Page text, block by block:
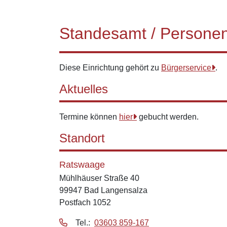
Standesamt /
Diese Einrichtung gehört zu Bürgerservice .
Aktuelles
Termine können hier gebucht werden.
Standort
Ratswaage
Mühlhäuser Straße 40
99947 Bad Langensalza
Postfach 1052
Tel.: 03603 859-167